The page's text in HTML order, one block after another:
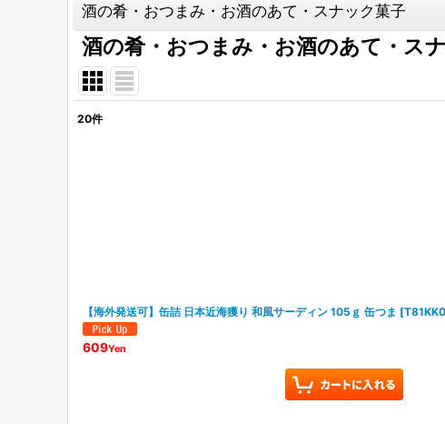
酒の肴・おつまみ・お酒のあて・スナック菓子
酒の肴・おつまみ・お酒のあて・ス
20件
【海外発送可】缶詰 日本近海獲り 和風サーディン 105ｇ 缶つま [
609Yen